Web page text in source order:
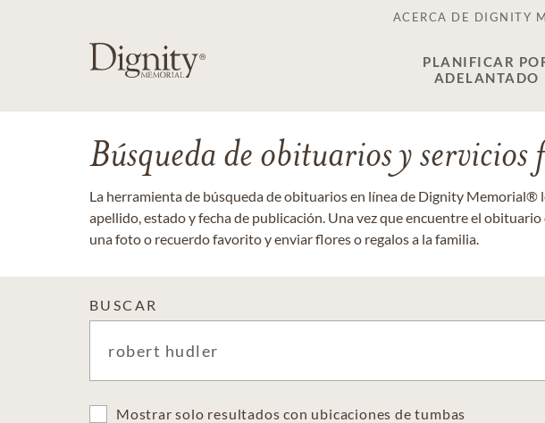
ACERCA DE DIGNITY
PLANIFICAR
ADELANTADO
Búsqueda de obituarios y
La herramienta de búsqueda de obituarios en línea de Dignity Memorial®
apellido, estado y fecha de publicación. Una vez que encuentre el
una foto o recuerdo favorito y enviar flores o regalos a la familia.
BUSCAR
Mostrar solo resultados con ubicaciones de tumbas